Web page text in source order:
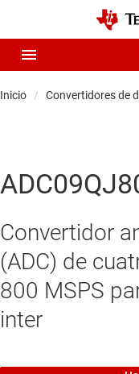
Inicio Convertidores de
Convertidor
(ADC) de
800 MSPS
inter